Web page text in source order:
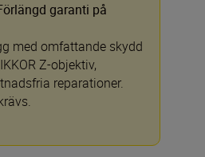
garanti på
med omfattande skydd
Z-objektiv,
reparationer.